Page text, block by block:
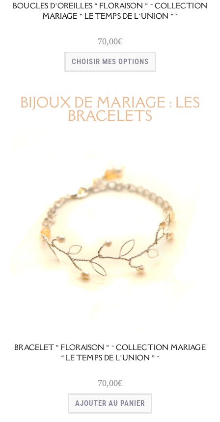
BOUCLES D’OREILLES « FLORAISON » ~ COLLECTION
MARIAGE « LE TEMPS DE L’UNION » ~
70,00€
CHOISIR MES OPTIONS
BIJOUX DE MARIAGE : LES
BRACELETS
BRACELET « FLORAISON » ~ COLLECTION MARIAGE
« LE TEMPS DE L’UNION » ~
70,00€
AJOUTER AU PANIER